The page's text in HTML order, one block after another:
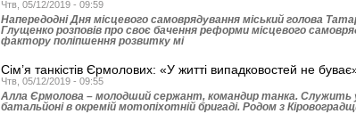
Чтв, 05/12/2019 - 09:59
Напередодні Дня місцевого самоврядування міський голова
Глущенко розповів про своє бачення реформи місцевого
фактору поліпшення розвитку мі
Сім’я танкістів Єрмолових: «У житті випадковостей не
Чтв, 05/12/2019 - 09:55
Алла Єрмолова – молодший сержант, командир танка. Служить
батальйоні в окремій мотопіхотній бригаді. Родом з